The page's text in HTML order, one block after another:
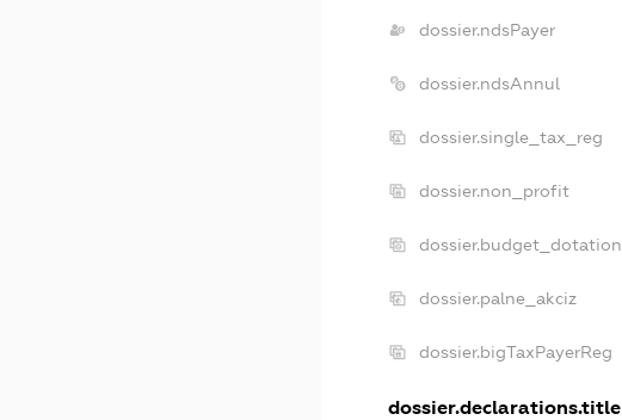
dossier.ndsPayer
dossier.ndsAnnul
dossier.single_tax_reg
dossier.non_profit
dossier.budget_dotation
dossier.palne_akciz
dossier.bigTaxPayerReg
dossier.declarations.title